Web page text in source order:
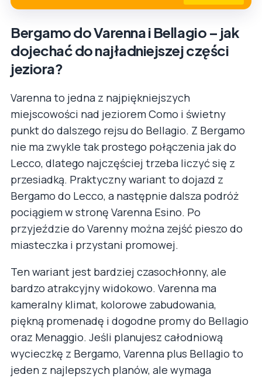
Bergamo do Varenna i Bellagio – jak
dojechać do najładniejszej części
jeziora?
Varenna to jedna z najpiękniejszych
miejscowości nad jeziorem Como i świetny
punkt do dalszego rejsu do Bellagio. Z Bergamo
nie ma zwykle tak prostego połączenia jak do
Lecco, dlatego najczęściej trzeba liczyć się z
przesiadką. Praktyczny wariant to dojazd z
Bergamo do Lecco, a następnie dalsza podróż
pociągiem w stronę Varenna Esino. Po
przyjeździe do Varenny można zejść pieszo do
miasteczka i przystani promowej.
Ten wariant jest bardziej czasochłonny, ale
bardzo atrakcyjny widokowo. Varenna ma
kameralny klimat, kolorowe zabudowania,
piękną promenadę i dogodne promy do Bellagio
oraz Menaggio. Jeśli planujesz całodniową
wycieczkę z Bergamo, Varenna plus Bellagio to
jeden z najlepszych planów, ale wymaga